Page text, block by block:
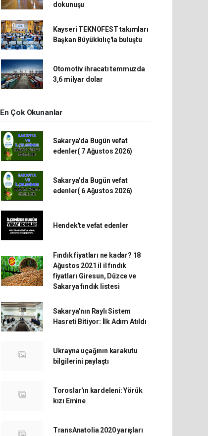
dokunuşu
Kayseri TEKNOFEST takımları
Başkan Büyükkılıç'la buluştu
Otomotiv ihracatı temmuzda
3,6 milyar dolar
En Çok Okunanlar
Sakarya'da Bugün vefat
edenler( 7 Ağustos 2026)
Sakarya'da Bugün vefat
edenler( 6 Ağustos 2026)
Hendek'te vefat edenler
Fındık fiyatları ne kadar? 18
Ağustos 2021 il il fındık
fiyatları Giresun, Düzce ve
Sakarya fındık listesi
Sakarya'nın Raylı Sistem
Hasreti Bitiyor: İlk Adım Atıldı
Ukrayna uçağının karakutu
bilgilerini paylaştı
Toroslar'ın kardeleni: Yörük
kızı Emine
TransAnatolia 2020 yarışları